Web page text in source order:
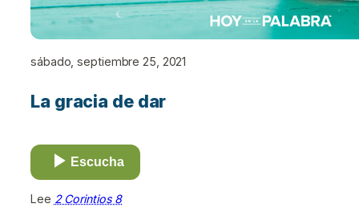
sábado, septiembre 25, 2021
La gracia de dar
Escucha
Lee 2 Corintios 8